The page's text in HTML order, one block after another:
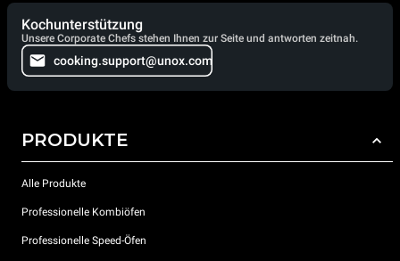
Kochunterstützung
Unsere Corporate Chefs stehen Ihnen zur Seite und antworten zeitnah.
cooking.support@unox.com
PRODUKTE
Alle Produkte
Professionelle Kombiöfen
Professionelle Speed-Öfen